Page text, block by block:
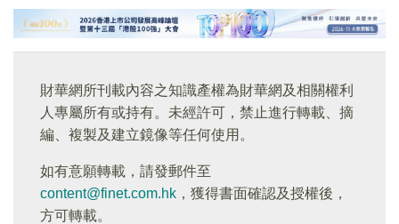
財華網所刊載內容之知識產權為財華網及相關權利
人專屬所有或持有。未經許可，禁止進行轉載、摘
編、複製及建立鏡像等任何使用。
如有意願轉載，請發郵件至
content@finet.com.hk ，獲得書面確認及授權後，
方可轉載。